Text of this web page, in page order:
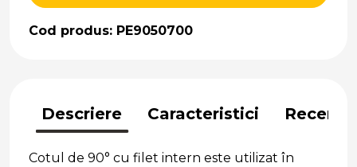
Cod produs: PE9050700
Descriere Caracteristici
Cotul de 90° cu filet intern este utilizat în